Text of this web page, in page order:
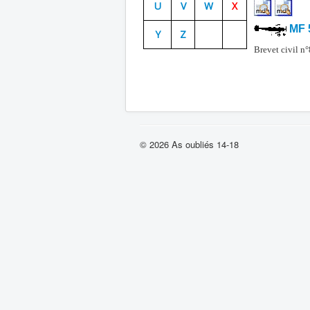
U V W X
Y Z MF
Brevet civil
© 2026 As oubliés 14-18